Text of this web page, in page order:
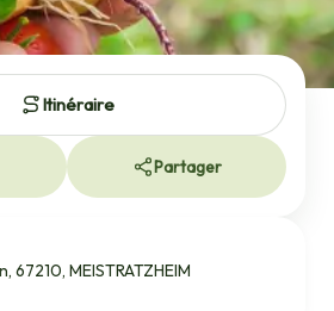
Itinéraire
Partager
67210, MEISTRATZHEIM